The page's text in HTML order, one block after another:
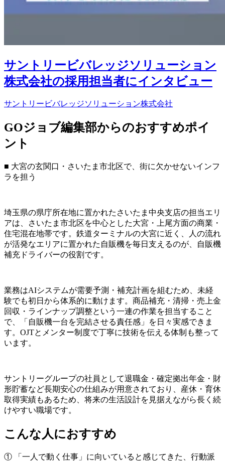
サントリービバレッジソリューション
株式会社の採用担当者にインタビュー
サントリービバレッジソリューション株式会社
GOジョブ編集部からのおすすめポイ
ント
■ 大宮の玄関口・さいたま市北区で、街に欠かせないインフ
ラを担う
埼玉県の県庁所在地に置かれたさいたま中央支店の担当エリ
アは、さいたま市北区を中心とした大宮・上尾方面の商業・
住宅混在地帯です。鉄道ターミナルの大宮に近く、人の流れ
が活発なエリアに置かれた自販機を毎日支えるのが、自販機
補充ドライバーの役割です。
業務はAIシステムが需要予測・補充計画を組むため、未経
験でも初日から体系的に動けます。商品補充・清掃・売上金
回収・ラインナップ調整という一連の作業を担当すること
で、「自販機一台を完結させる責任感」を日々実感できま
す。OJTとメンター制度で丁寧に技術を伝える体制も整って
います。
サントリーグループの社員として退職金・確定拠出年金・財
形貯蓄など長期安心の仕組みが用意されており、産休・育休
取得実績もあるため、将来の生活設計を見据えながら長く続
けやすい職場です。
こんな人におすすめ
① 「一人で動く仕事」に向いていると感じてきた、行動派